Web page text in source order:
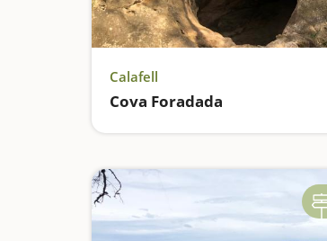
Calafell
Cova Foradada